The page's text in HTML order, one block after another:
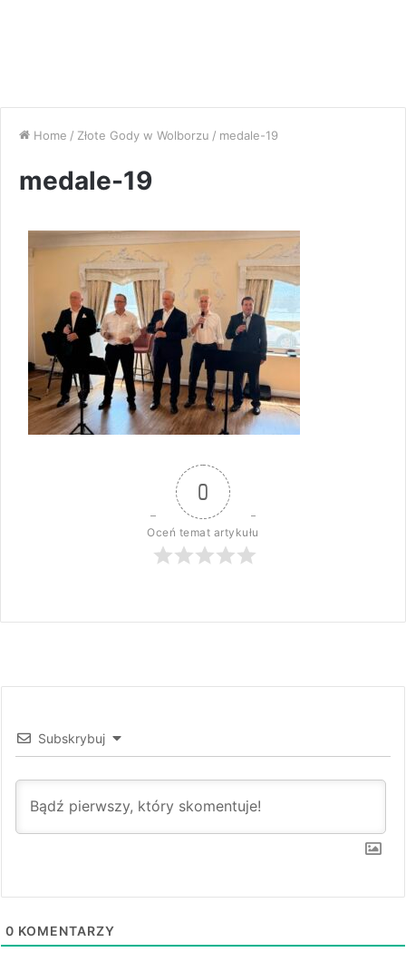
Home / Złote Gody w Wolborzu / medale-19
medale-19
0
Oceń temat artykułu
Subskrybuj
0 KOMENTARZY